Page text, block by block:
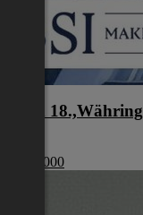
Wien 18.,Währing
€ 329 000